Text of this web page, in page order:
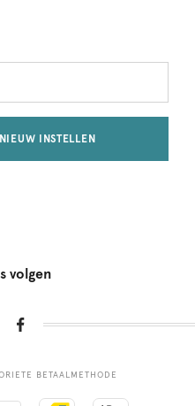
INSTELLEN
volgen
BETAALMETHODE